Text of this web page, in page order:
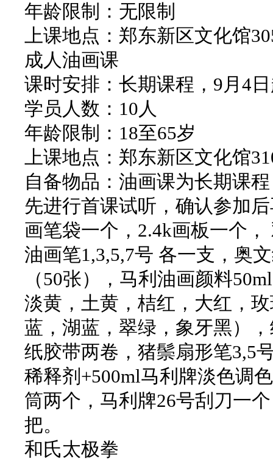
年龄限制：无限制
上课地点：郑东新区文化馆
成人油画课
课时安排：长期课程，9月4
学员人数：10人
年龄限制：18至65岁
上课地点：郑东新区文化馆
自备物品：油画课为长期课
先进行首课试听，确认参加
画笔袋一个，2.4k画板一个
油画笔1,3,5,7号 各一支，奥
（50张），马利油画颜料
淡黄，土黄，桔红，大红，
蓝，湖蓝，翠绿，象牙黑）
纸胶带两卷，猪鬃扇形笔3,5
稀释剂+500ml马利牌淡色调
筒两个，马利牌26号刮刀一
把。
和氏太极拳